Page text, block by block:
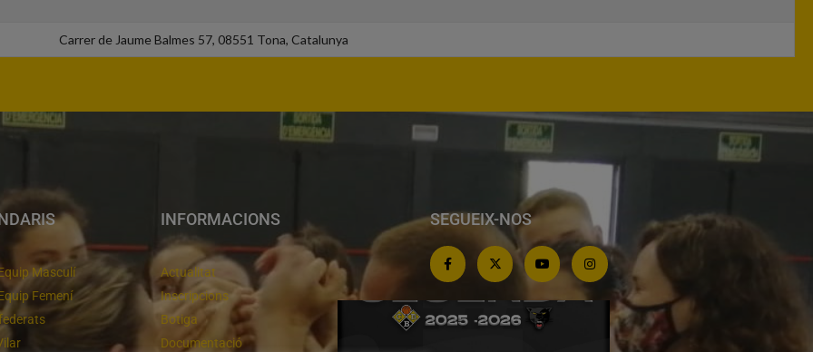
Carrer de Jaume Balmes 57, 08551 Tona, Catalunya
Masculí
Femení
INFORMACIONS
Actualitat
Inscripcions
Botiga
Documentació
SEGUEIX-NOS